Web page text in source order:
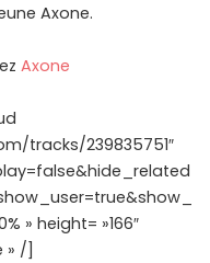
Axone.
Axone
tracks/239835751″
» height= »166″
/]